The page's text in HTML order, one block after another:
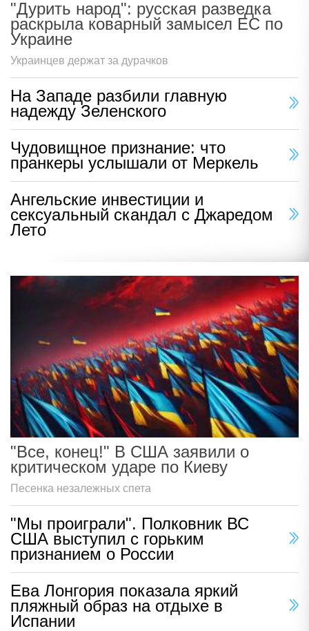
"Дурить народ": русская разведка
раскрыла коварный замысел ЕС по
Украине
Украинцев держат за дурачков
На Западе разбили главную
надежду Зеленского
Чудовищное признание: что
пранкеры услышали от Меркель
Ангельские инвестиции и
сексуальный скандал с Джаредом
Лето
"Все, конец!" В США заявили о
критическом ударе по Киеву
Песенка незалежных спета
"Мы проиграли". Полковник ВС
США выступил с горьким
признанием о России
Ева Лонгория показала яркий
пляжный образ на отдыхе в
Испании